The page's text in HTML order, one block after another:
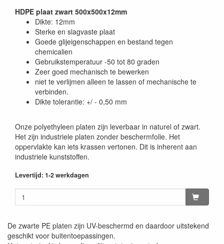
HDPE plaat zwart 500x500x12mm
Dikte: 12mm
Sterke en slagvaste plaat
Goede glijeigenschappen en bestand tegen
chemicalien
Gebruikstemperatuur -50 tot 80 graden
Zeer goed mechanisch te bewerken
niet te verlijmen alleen te lassen of mechanische te
verbinden.
Dikte tolerantie: +/ - 0,50 mm
Onze polyethyleen platen zijn leverbaar in naturel of zwart.
Het zijn industriele platen zonder beschermfolie. Het
oppervlakte kan iets krassen vertonen. Dit is inherent aan
industriele kunststoffen.
Levertijd: 1-2 werkdagen
De zwarte PE platen zijn UV-beschermd en daardoor uitstekend
geschikt voor buitentoepassingen.